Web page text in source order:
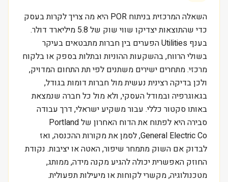
השאלה המרכזית בניתוח POR היא מה צריך לקרות בעסק
כדי שהתוצאות יצדיקו שווי שוק של 5.8 מיליארד דולר.
בענף Utilities הפערים בין חברות מתבטאים בעיקר
בשולי הרווח, בהשקעות ההוניות ובתלות בספק או בלקוח
מרכזי. מתחרים ישירים משתנים לפי תת התחום המדויק,
ולכן בדיקה רצינית נעשית מול חברות דומות בגודל,
בגאוגרפיה ובמודל העסקי, ולא מול כל חברה שנמצאת
באותו סקטור כללי. עבור משקיע ישראלי, דרך עבודה
סבירה היא לפתוח את הדוח האחרון של Portland
General Electric Co, לסמן את מקורות ההכנסה, ואז
לבדוק אם השוק מתמחר שיפור, האטה או יציבות. נקודת
החוזק האפשרית יכולה להגיע מקנה מידה, ממותג,
מטכנולוגיה, מקשרי לקוחות או מיעילות תפעולית.